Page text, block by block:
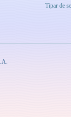
Tipar de